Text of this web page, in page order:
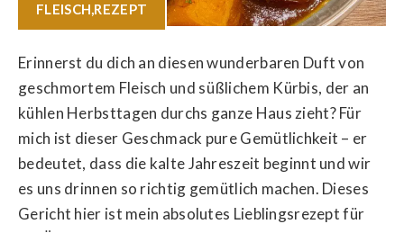
FLEISCH,REZEPT
Erinnerst du dich an diesen wunderbaren Duft von
geschmortem Fleisch und süßlichem Kürbis, der an
kühlen Herbsttagen durchs ganze Haus zieht? Für
mich ist dieser Geschmack pure Gemütlichkeit – er
bedeutet, dass die kalte Jahreszeit beginnt und wir
es uns drinnen so richtig gemütlich machen. Dieses
Gericht hier ist mein absolutes Lieblingsrezept für